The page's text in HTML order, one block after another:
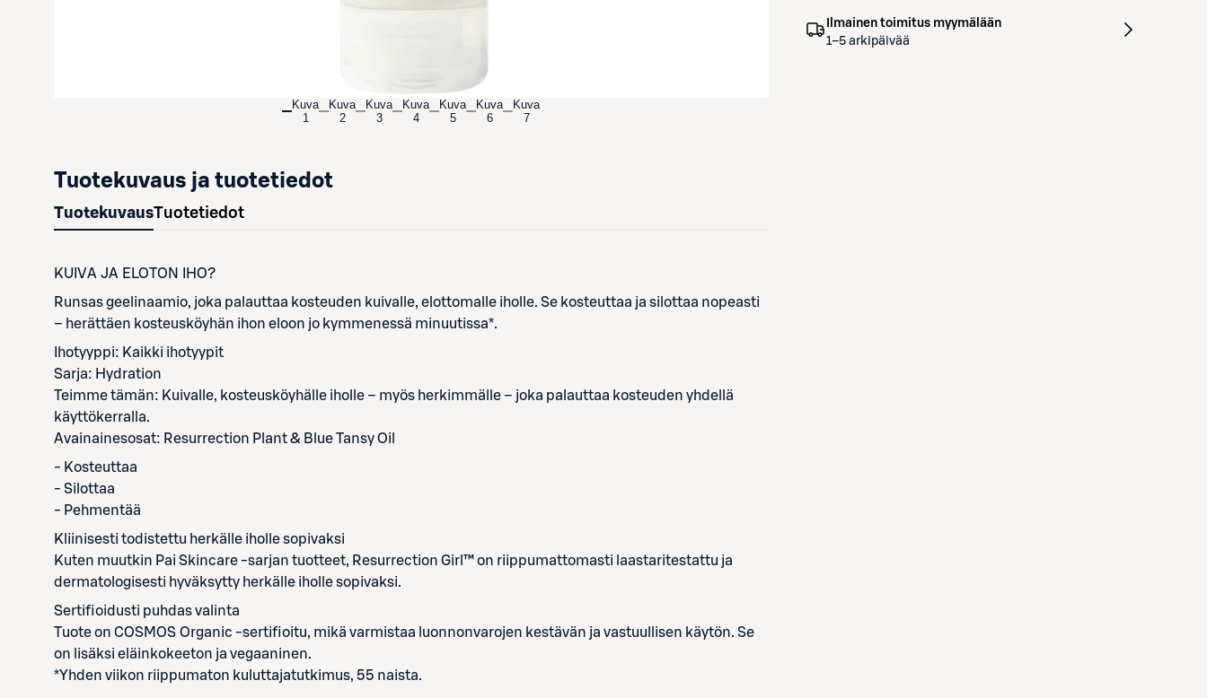
Kuva
1
Kuva
2
Kuva
3
Kuva
4
Kuva
5
Kuva
6
Kuva
7
Ilmainen toimitus myymälään
1–5 arkipäivää
Tuotekuvaus ja tuotetiedot
TuotekuvausTuotetiedot
KUIVA JA ELOTON IHO?
Runsas geelinaamio, joka palauttaa kosteuden kuivalle, elottomalle iholle. Se kosteuttaa ja silottaa nopeasti
– herättäen kosteusköyhän ihon eloon jo kymmenessä minuutissa*.
Ihotyyppi: Kaikki ihotyypit
Sarja: Hydration
Teimme tämän: Kuivalle, kosteusköyhälle iholle – myös herkimmälle – joka palauttaa kosteuden yhdellä
käyttökerralla.
Avainainesosat: Resurrection Plant & Blue Tansy Oil
- Kosteuttaa
- Silottaa
- Pehmentää
Kliinisesti todistettu herkälle iholle sopivaksi
Kuten muutkin Pai Skincare -sarjan tuotteet, Resurrection Girl™ on riippumattomasti laastaritestattu ja
dermatologisesti hyväksytty herkälle iholle sopivaksi.
Sertifioidusti puhdas valinta
Tuote on COSMOS Organic -sertifioitu, mikä varmistaa luonnonvarojen kestävän ja vastuullisen käytön. Se
on lisäksi eläinkokeeton ja vegaaninen.
*Yhden viikon riippumaton kuluttajatutkimus, 55 naista.